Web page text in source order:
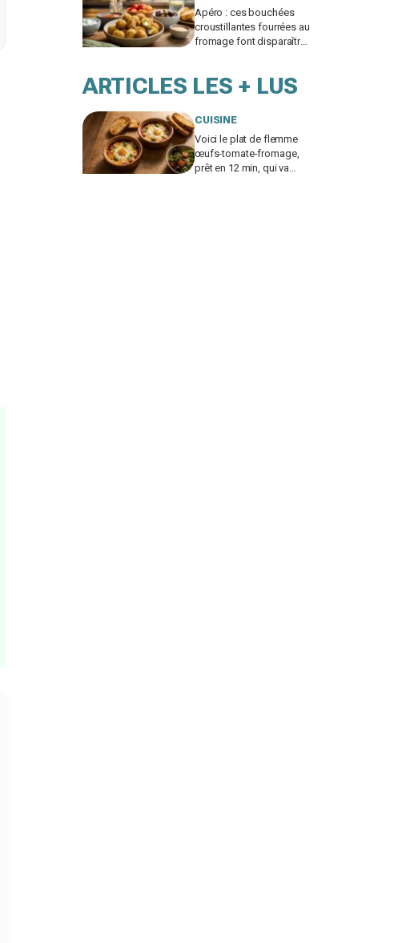
Apéro : ces bouchées
croustillantes fourrées au
fromage font disparaître
ARTICLES LES + LUS
CUISINE
Voici le plat de flemme
œufs-tomate-fromage,
prêt en 12 min, qui va